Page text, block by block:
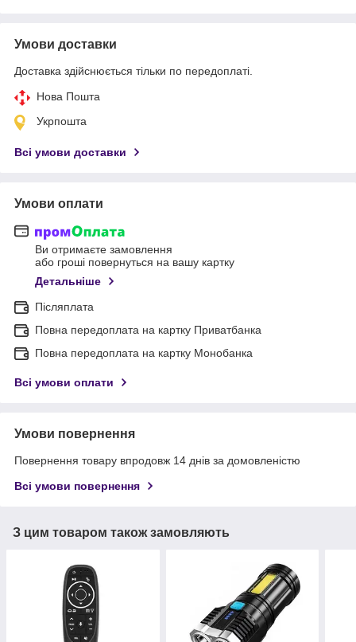
Умови доставки
Доставка здійснюється тільки по передоплаті.
Нова Пошта
Укрпошта
Всі умови доставки
Умови оплати
Ви отримаєте замовлення
або гроші повернуться на вашу картку
Детальніше
Післяплата
Повна передоплата на картку Приватбанка
Повна передоплата на картку Монобанка
Всі умови оплати
Умови повернення
Повернення товару впродовж 14 днів за домовленістю
Всі умови повернення
З цим товаром також замовляють